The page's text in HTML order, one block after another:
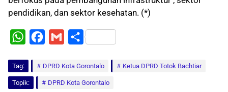
pendidikan, dan sektor kesehatan. (*)
W
t
c
e
a
i
S
a
r
Tag: DPRD Kota Gorontalo Ketua DPRD Totok Bachtiar
Topik: DPRD Kota Gorontalo